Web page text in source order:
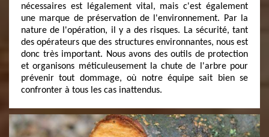
nécessaires est légalement vital, mais c'est également
une marque de préservation de l'environnement. Par la
nature de l'opération, il y a des risques. La sécurité, tant
des opérateurs que des structures environnantes, nous est
donc très important. Nous avons des outils de protection
et organisons méticuleusement la chute de l'arbre pour
prévenir tout dommage, où notre équipe sait bien se
confronter à tous les cas inattendus.